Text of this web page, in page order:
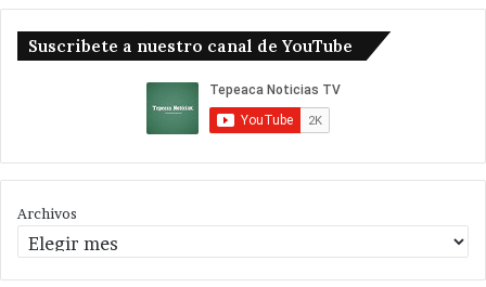
Suscribete a nuestro canal de YouTube
Archivos